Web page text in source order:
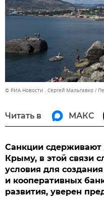
© РИА Новости . Сергей Мальгавко
Читать в МАКС
Санкции сдерживают
Крыму, в этой связи
условия для
и кооперативных
развития, уверен